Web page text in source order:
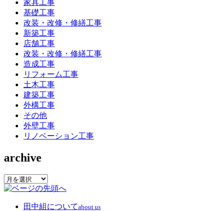
家具工事
基礎工事
改装・改修・修繕工事
新築工事
店舗工事
改装・改修・修繕工事
造成工事
リフォーム工事
土木工事
建築工事
外構工事
その他
外壁工事
リノベーション工事
archive
archive
田中組についてabout us